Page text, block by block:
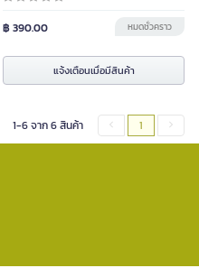
฿ 390.00 หมดชั่วคราว
แจ้งเตือนเมื่อมีสินค้า
1-6 จาก 6 สินค้า 1